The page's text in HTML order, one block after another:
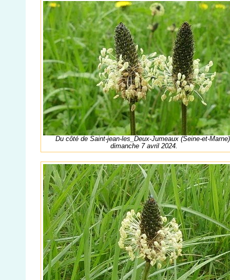
Du côté de Saint-jean-les_Deux-Jumeaux (Seine-et-
dimanche 7 avril 2024.